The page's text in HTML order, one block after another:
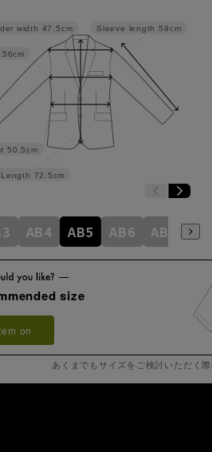
Sleeve length 59cm
Length 72.5cm
50.5cm
56cm
width 47.5cm
AB4 AB5 AB6 AB7 AB8
size
on
あくまでもサイズをご検討いただく際